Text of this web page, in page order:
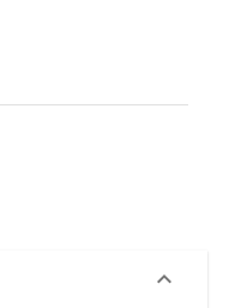
keyboard_arrow_down